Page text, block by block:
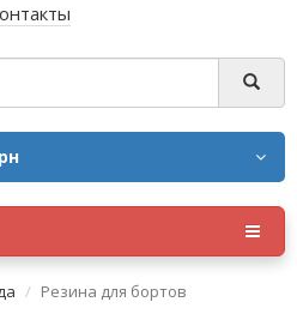
Резина для бортов